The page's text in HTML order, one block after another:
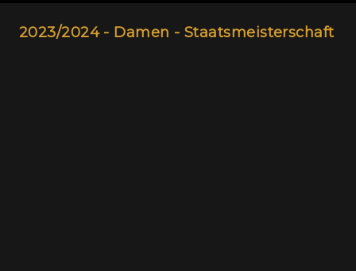
2023/2024 - Damen - Staatsmeisterschaft